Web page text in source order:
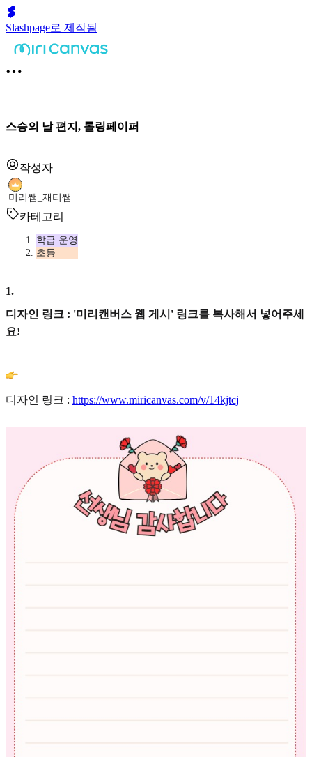
Slashpage로 제작됨
스승의 날 편지, 롤링페이퍼
작성자
미리쌤_재티쌤
카테고리
학급 운영
초등
1.
디자인 링크 : '미리캔버스 웹 게시' 링크를 복사해서 넣어주세
요!
디자인 링크 : https://www.miricanvas.com/v/14kjtcj